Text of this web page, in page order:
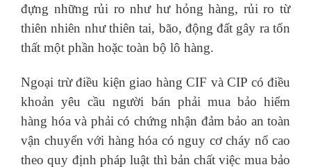
đựng những rủi ro như hư hỏng hàng, rủi ro từ
thiên nhiên như thiên tai, bão, động đất gây ra tổn
thất một phần hoặc toàn bộ lô hàng.
Ngoại trừ điều kiện giao hàng CIF và CIP có điều
khoản yêu cầu người bán phải mua bảo hiểm
hàng hóa và phải có chứng nhận đảm bảo an toàn
vận chuyển với hàng hóa có nguy cơ cháy nổ cao
theo quy định pháp luật thì bản chất việc mua bảo